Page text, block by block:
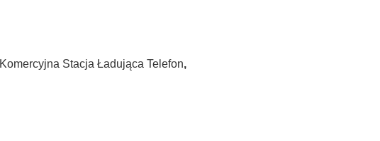
Komercyjna Stacja Ładująca Telefon,